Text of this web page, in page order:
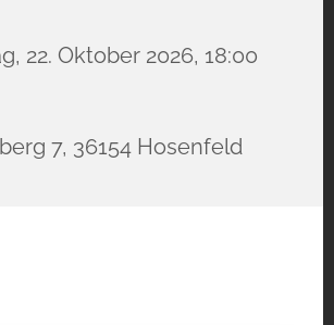
22. Oktober 2026, 18:00
7, 36154 Hosenfeld